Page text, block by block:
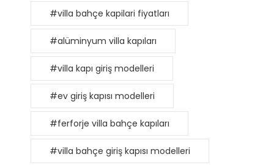
#villa bahçe kapilari fiyatları
#alüminyum villa kapıları
#villa kapı giriş modelleri
#ev giriş kapısı modelleri
#ferforje villa bahçe kapıları
#villa bahçe giriş kapısı modelleri